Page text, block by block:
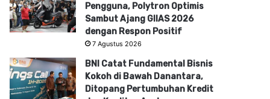
Pengguna, Polytron Optimis
Sambut Ajang GIIAS 2026
dengan Respon Positif
7 Agustus 2026
BNI Catat Fundamental Bisnis
Kokoh di Bawah Danantara,
Ditopang Pertumbuhan Kredit